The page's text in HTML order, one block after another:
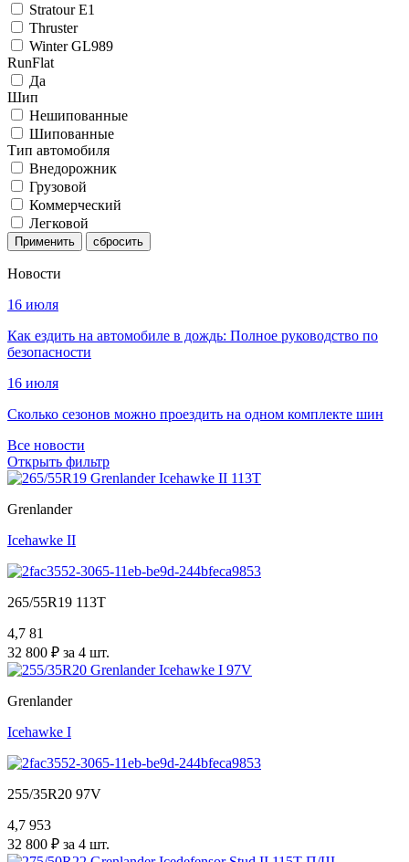
Stratour E1
Thruster
Winter GL989
RunFlat
Да
Шип
Нешипованные
Шипованные
Тип автомобиля
Внедорожник
Грузовой
Коммерческий
Легковой
Применить
Новости
16 июля
Как ездить на автомобиле в дождь: Полное руководство по
безопасности
16 июля
Сколько сезонов можно проездить на одном комплекте шин
Все новости
Открыть фильтр
Grenlander
Icehawke II
265/55R19 113T
4,7 81
32 800 ₽ за 4 шт.
Grenlander
Icehawke I
255/35R20 97V
4,7 953
32 800 ₽ за 4 шт.